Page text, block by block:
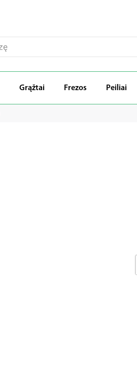
Grąžtai Frezos Peiliai